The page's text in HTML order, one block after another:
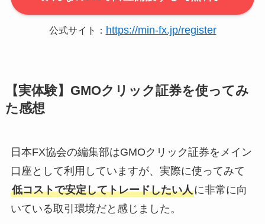
公式サイト： https://min-fx.jp/register
【実体験】GMOクリック証券を使ってみ
た感想
日本FX協会の編集部はGMOクリック証券をメイン
口座として利用していますが、実際に使ってみて
低コストで安定してトレードしたい人に非常に向
いている取引環境だと感じました。